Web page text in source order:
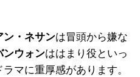
ン・ネサンは冒頭から嫌な
ンウォンははまり役といっ
マに重厚感があります。